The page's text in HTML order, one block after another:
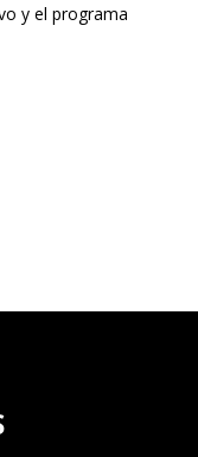
y el programa